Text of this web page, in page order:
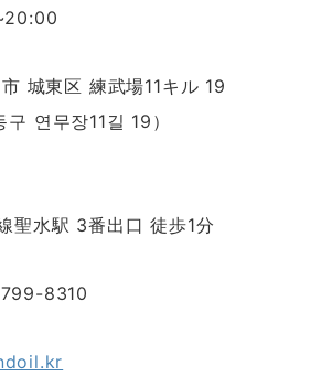
城東区 練武場11キル 19
구 연무장11길 19）
聖水駅 3番出口 徒歩1分
8310